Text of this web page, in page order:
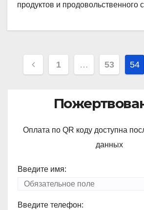
продуктов и продовольственного
Навигация
записям
1 … 53 54
Оплата по QR коду доступна
данных
Введите имя:
Введите телефон: